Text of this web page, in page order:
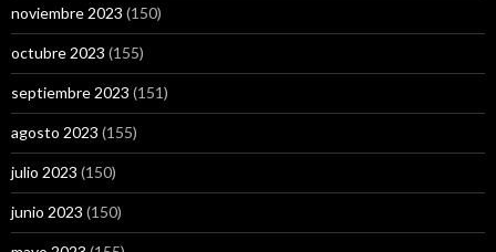
noviembre 2023 (150)
octubre 2023 (155)
septiembre 2023 (151)
agosto 2023 (155)
julio 2023 (150)
junio 2023 (150)